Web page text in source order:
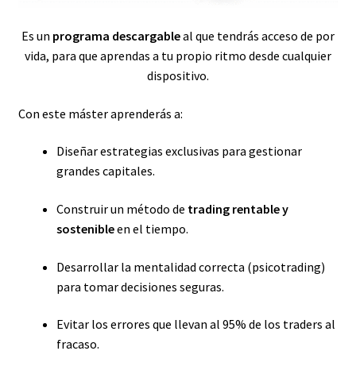
Es un programa descargableal que tendrás acceso de por
vida, para que aprendas a tu propio ritmo desde cualquier
dispositivo.
Con este máster aprenderás a:
Diseñar estrategias exclusivas para gestionar
grandes capitales.
Construir un método de trading rentable y
sostenibleen el tiempo.
Desarrollar la mentalidad correcta (psicotrading)
para tomar decisiones seguras.
Evitar los errores que llevan al 95% de los traders al
fracaso.